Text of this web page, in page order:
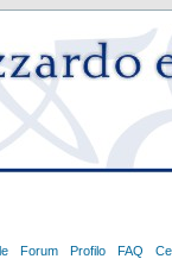
Forum Profilo FAQ